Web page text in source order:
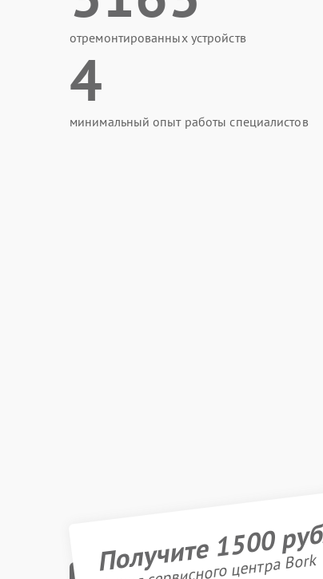
отремонтированных устройств
4
минимальный опыт работы специалистов
Получите 1500